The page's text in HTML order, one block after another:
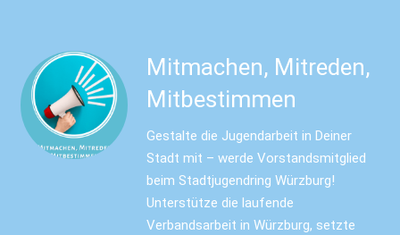
Mitmachen, Mitreden,
Mitbestimmen
Gestalte die Jugendarbeit in Deiner
Stadt mit – werde Vorstandsmitglied
beim Stadtjugendring Würzburg!
Unterstütze die laufende
Verbandsarbeit in Würzburg, setzte